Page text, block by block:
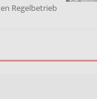
Regelbetrieb